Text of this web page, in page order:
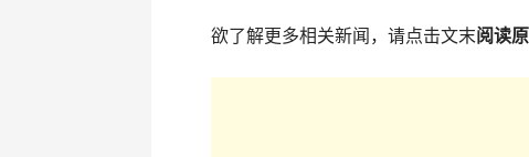
欲了解更多相关新闻，请点击文末阅读